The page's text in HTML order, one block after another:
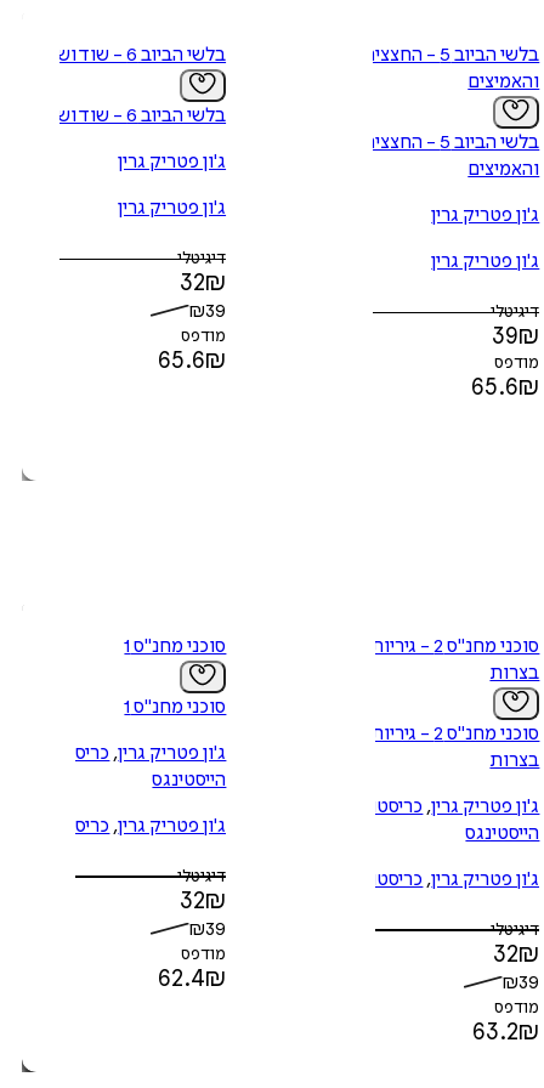
בלשי הביוב 5 - החצצים
והאמיצים
בלשי הביוב 5 - החצצים
והאמיצים
ג'ון פטריק גרין
ג'ון פטריק גרין
דיגיטלי
39₪
מודפס
65.6₪
בלשי הביוב 6 - שוד ושבר
בלשי הביוב 6 - שוד ושבר
ג'ון פטריק גרין
ג'ון פטריק גרין
דיגיטלי
32₪
₪39
מודפס
65.6₪
סוכני מחנ"ס 2 - גיריות
בצרות
סוכני מחנ"ס 2 - גיריות
בצרות
ג'ון פטריק גרין, כריסטופר
הייסטינגס
ג'ון פטריק גרין, כריסטופר
דיגיטלי
32₪
₪39
מודפס
63.2₪
סוכני מחנ"ס 1
סוכני מחנ"ס 1
ג'ון פטריק גרין, כריסטופר
הייסטינגס
ג'ון פטריק גרין, כריסטופר
דיגיטלי
32₪
₪39
מודפס
62.4₪